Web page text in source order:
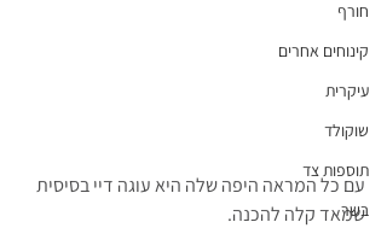
חורף
קינוחים אחרים
עיקרית
שוקולד
תוספות צד
בשר
עם כל המראה היפה שלה היא עוגה דיי בסיסית
שמאד קלה להכנה.